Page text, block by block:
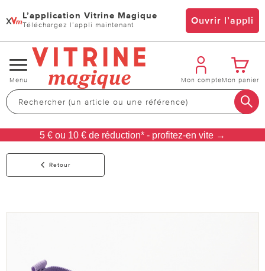
x L’application Vitrine Magique
Téléchargez l’appli maintenant Ouvrir l’appli
Changer
de
navigation
Menu Mon compteMon panier
5 € ou 10 € de réduction* - profitez-en vite →
Retour